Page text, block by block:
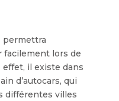
permettra
facilement lors de
il existe dans
d’autocars, qui
différentes villes